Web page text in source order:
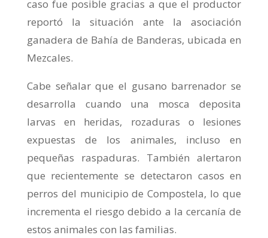
caso fue posible gracias a que el productor
reportó la situación ante la asociación
ganadera de Bahía de Banderas, ubicada en
Mezcales.
Cabe señalar que el gusano barrenador se
desarrolla cuando una mosca deposita
larvas en heridas, rozaduras o lesiones
expuestas de los animales, incluso en
pequeñas raspaduras. También alertaron
que recientemente se detectaron casos en
perros del municipio de Compostela, lo que
incrementa el riesgo debido a la cercanía de
estos animales con las familias.